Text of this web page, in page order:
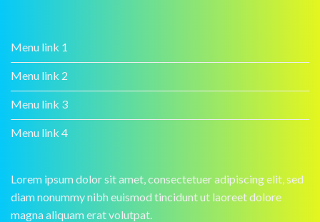
Menu link 1
Menu link 2
Menu link 3
Menu link 4
Lorem ipsum dolor sit amet, consectetuer adipiscing elit, sed
diam nonummy nibh euismod tincidunt ut laoreet dolore
magna aliquam erat volutpat.